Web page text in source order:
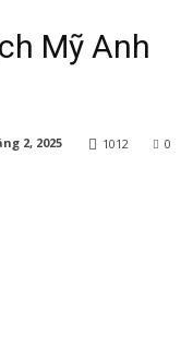
Mỹ Anh
2, 2025 0
1012